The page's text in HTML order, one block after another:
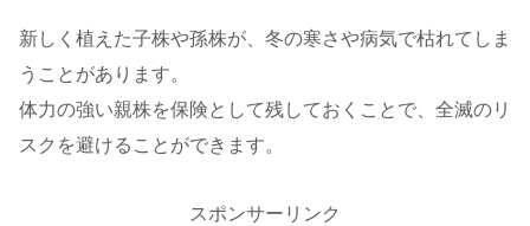
新しく植えた子株や孫株が、冬の寒さや病気で枯れてしま
うことがあります。
体力の強い親株を保険として残しておくことで、全滅のリ
スクを避けることができます。
スポンサーリンク